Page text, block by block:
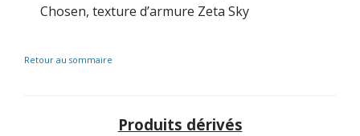
Chosen, texture d’armure Zeta Sky
Retour au sommaire
Produits dérivés